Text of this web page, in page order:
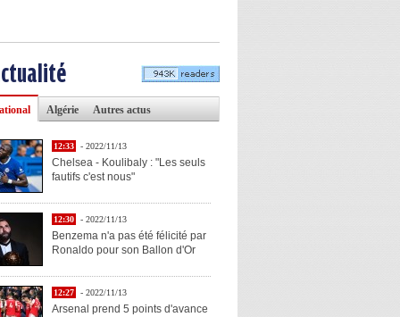
Algérie Autres actus
12:33 - 2022/11/13
Chelsea - Koulibaly : "Les seuls
fautifs c'est nous"
12:30 - 2022/11/13
Benzema n'a pas été félicité par
Ronaldo pour son Ballon d'Or
12:27 - 2022/11/13
Arsenal prend 5 points d'avance